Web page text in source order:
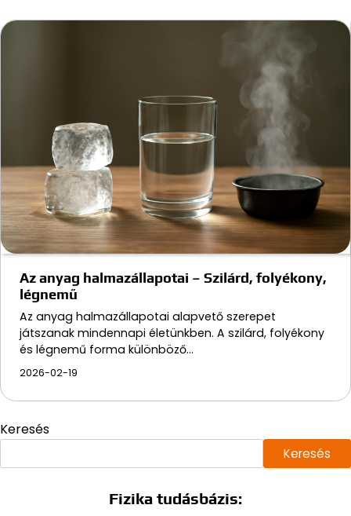
Az anyag halmazállapotai – Szilárd, folyékony,
légnemű
Az anyag halmazállapotai alapvető szerepet
játszanak mindennapi életünkben. A szilárd, folyékony
és légnemű forma különböző…
2026-02-19
Keresés
Keresés
Fizika tudásbázis: